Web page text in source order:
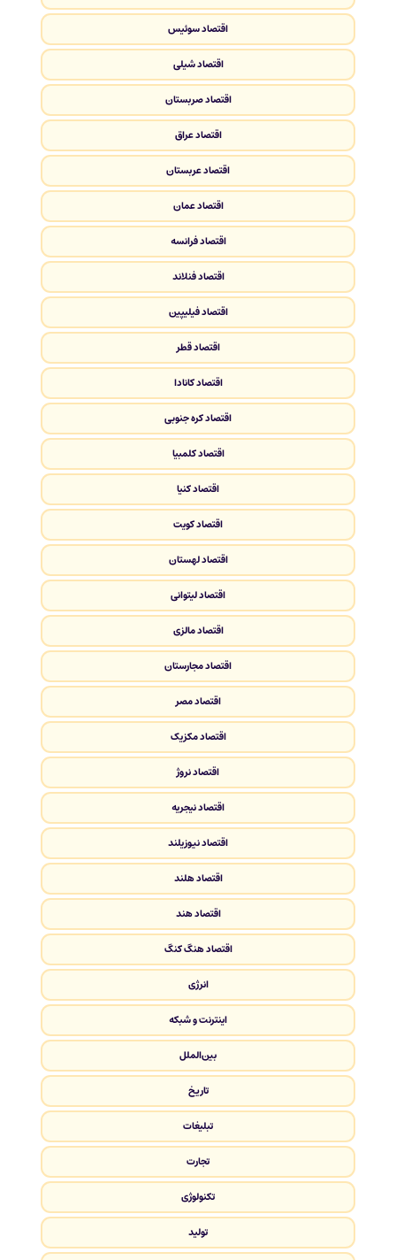
اقتصاد سوئیس
اقتصاد شیلی
اقتصاد صربستان
اقتصاد عراق
اقتصاد عربستان
اقتصاد عمان
اقتصاد فرانسه
اقتصاد فنلاند
اقتصاد فیلیپین
اقتصاد قطر
اقتصاد کانادا
اقتصاد کره جنوبی
اقتصاد کلمبیا
اقتصاد کنیا
اقتصاد کویت
اقتصاد لهستان
اقتصاد لیتوانی
اقتصاد مالزی
اقتصاد مجارستان
اقتصاد مصر
اقتصاد مکزیک
اقتصاد نروژ
اقتصاد نیجریه
اقتصاد نیوزیلند
اقتصاد هلند
اقتصاد هند
اقتصاد هنگ کنگ
انرژی
اینترنت و شبکه
بین‌الملل
تاریخ
تبلیغات
تجارت
تکنولوژی
تولید